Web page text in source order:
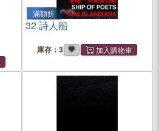
滿額折
32.詩人船
庫存：3